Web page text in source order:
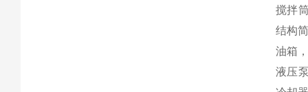
搅拌
结构
油箱
液压